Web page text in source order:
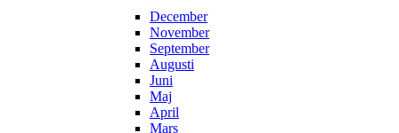
December
November
September
Augusti
Juni
Maj
April
Mars